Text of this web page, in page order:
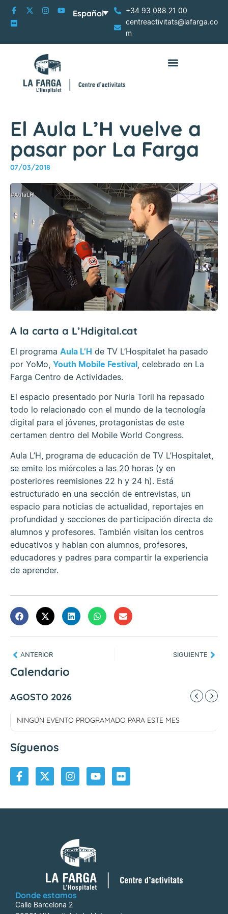
+34 93 088 21 00
centreactivitats@lafarga.co
m
Español
El Aula L’H vuelve a
pasar por La Farga
07/03/2018
A la carta a L’Hdigital.cat
El programa Aula L’H de TV L’Hospitalet ha pasado
por YoMo, Youth Mobile Festival , celebrado en La
Farga Centro de Actividades.
El espacio presentado por Nuria Toril ha repasado
todo lo relacionado con el mundo de la tecnología
digital para el jóvenes, protagonistas de este
certamen dentro del Mobile World Congress.
Aula L’H, programa de educación de TV L’Hospitalet,
se emite los miércoles a las 20 horas (y en
posteriores reemisiones 22 h y 24 h). Está
estructurado en una sección de entrevistas, un
espacio para noticias de actualidad, reportajes en
profundidad y secciones de participación directa de
alumnos y profesores. También visitan los centros
educativos y hablan con alumnos, profesores,
educadores y padres para compartir la experiencia
de aprender.
ANTERIOR SIGUIENTE
Calendario
AGOSTO 2026
NINGÚN EVENTO PROGRAMADO PARA ESTE MES
Síguenos
Donde estamos
Calle Barcelona 2